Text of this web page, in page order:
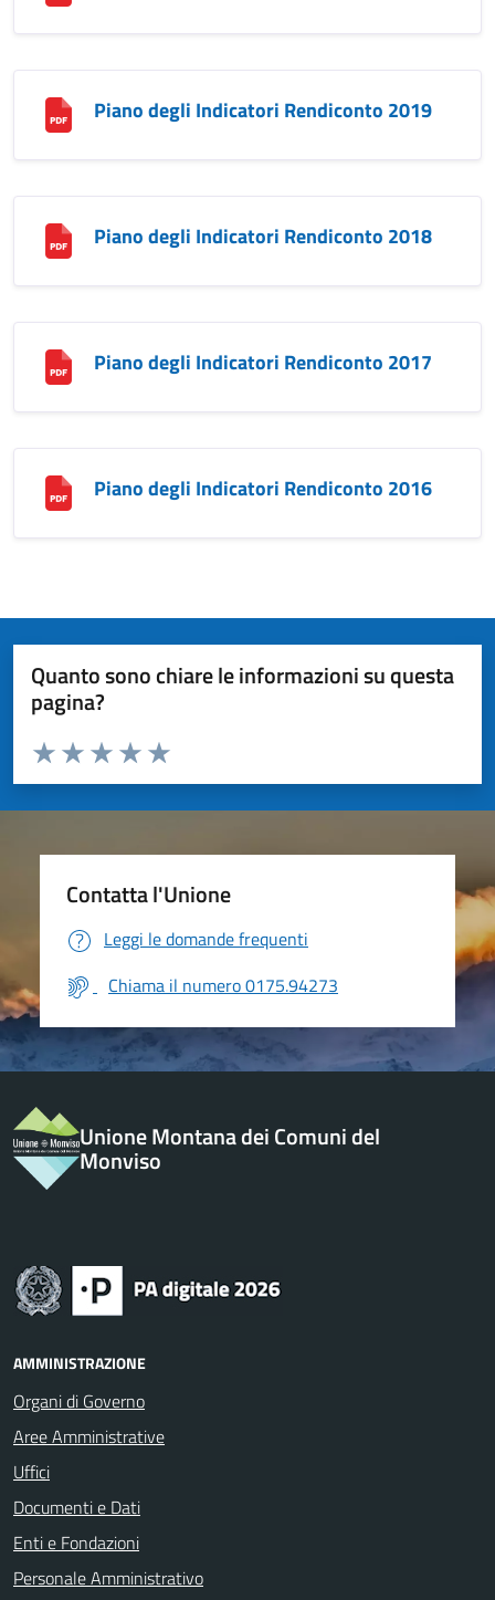
Piano degli Indicatori Rendiconto 2019
Piano degli Indicatori Rendiconto 2018
Piano degli Indicatori Rendiconto 2017
Piano degli Indicatori Rendiconto 2016
Quanto sono chiare le informazioni su questa
pagina?
Valuta da 1 a 5 stelle la pagina
Valuta 5 stelle su 5
Valuta 4 stelle su 5
Valuta 3 stelle su 5
Valuta 2 stelle su 5
Valuta 1 stelle su 5
Contatta l'Unione
Leggi le domande frequenti
Chiama il numero 0175.94273
Unione Montana dei Comuni del
Monviso
AMMINISTRAZIONE
Organi di Governo
Aree Amministrative
Uffici
Documenti e Dati
Enti e Fondazioni
Personale Amministrativo